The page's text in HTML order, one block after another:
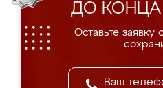
ДО КОНЦА
Оставьте заявку